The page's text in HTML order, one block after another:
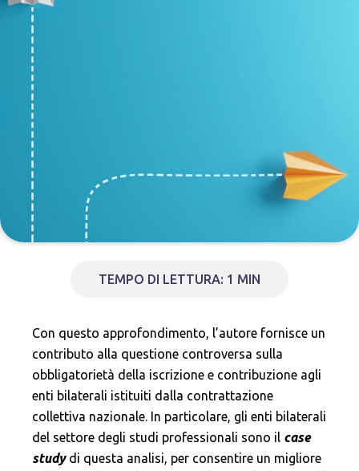
TEMPO DI LETTURA: 1 MIN
Con questo approfondimento, l’autore fornisce un
contributo alla questione controversa sulla
obbligatorietà della iscrizione e contribuzione agli
enti bilaterali istituiti dalla contrattazione
collettiva nazionale. In particolare, gli enti bilaterali
del settore degli studi professionali sono il case
studydi questa analisi, per consentire un migliore